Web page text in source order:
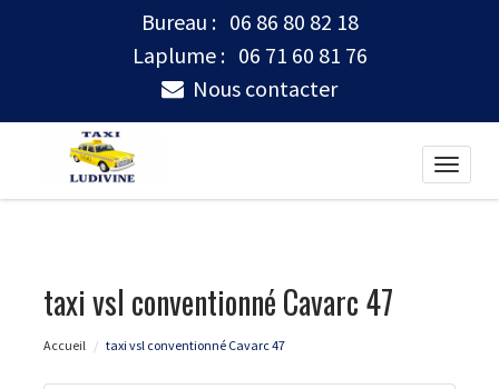
Bureau : 06 86 80 82 18
Laplume : 06 71 60 81 76
Nous contacter
Toggle
taxi vsl conventionné Cavarc 47
Accueil taxi vsl conventionné Cavarc 47